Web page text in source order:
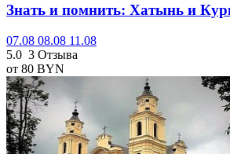
Знать и помнить: Хатынь и
07.08 08.08 11.08
5.0 3 Отзыва
от 80 BYN